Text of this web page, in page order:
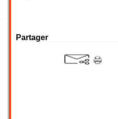
Partager